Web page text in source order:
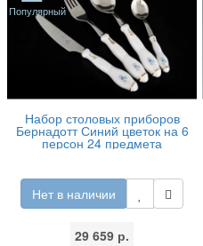
Популярный
Набор столовых приборов
Бернадотт Синий цветок на 6
персон 24 предмета
Нет в наличии
29 659 р.